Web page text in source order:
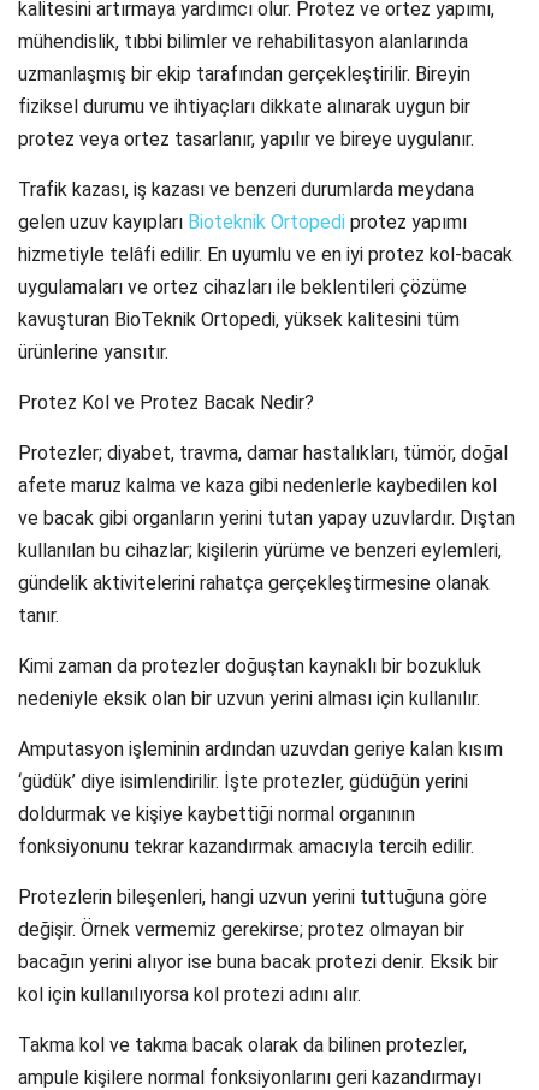
kalitesini artırmaya yardımcı olur. Protez ve ortez yapımı,
mühendislik, tıbbi bilimler ve rehabilitasyon alanlarında
uzmanlaşmış bir ekip tarafından gerçekleştirilir. Bireyin
fiziksel durumu ve ihtiyaçları dikkate alınarak uygun bir
protez veya ortez tasarlanır, yapılır ve bireye uygulanır.
Trafik kazası, iş kazası ve benzeri durumlarda meydana
gelen uzuv kayıpları Bioteknik Ortopedi protez yapımı
hizmetiyle telâfi edilir. En uyumlu ve en iyi protez kol-bacak
uygulamaları ve ortez cihazları ile beklentileri çözüme
kavuşturan BioTeknik Ortopedi, yüksek kalitesini tüm
ürünlerine yansıtır.
Protez Kol ve Protez Bacak Nedir?
Protezler; diyabet, travma, damar hastalıkları, tümör, doğal
afete maruz kalma ve kaza gibi nedenlerle kaybedilen kol
ve bacak gibi organların yerini tutan yapay uzuvlardır. Dıştan
kullanılan bu cihazlar; kişilerin yürüme ve benzeri eylemleri,
gündelik aktivitelerini rahatça gerçekleştirmesine olanak
tanır.
Kimi zaman da protezler doğuştan kaynaklı bir bozukluk
nedeniyle eksik olan bir uzvun yerini alması için kullanılır.
Amputasyon işleminin ardından uzuvdan geriye kalan kısım
‘güdük’ diye isimlendirilir. İşte protezler, güdüğün yerini
doldurmak ve kişiye kaybettiği normal organının
fonksiyonunu tekrar kazandırmak amacıyla tercih edilir.
Protezlerin bileşenleri, hangi uzvun yerini tuttuğuna göre
değişir. Örnek vermemiz gerekirse; protez olmayan bir
bacağın yerini alıyor ise buna bacak protezi denir. Eksik bir
kol için kullanılıyorsa kol protezi adını alır.
Takma kol ve takma bacak olarak da bilinen protezler,
ampule kişilere normal fonksiyonlarını geri kazandırmayı